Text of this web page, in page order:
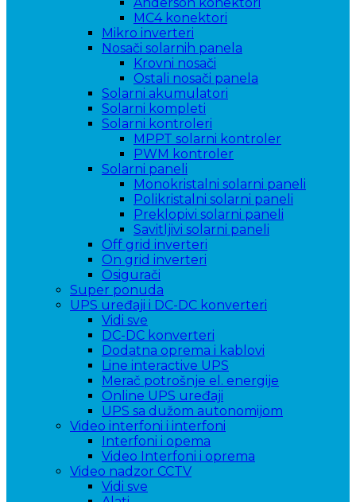
MC4 konektori
Mikro inverteri
Nosači solarnih panela
Krovni nosači
Ostali nosači panela
Solarni akumulatori
Solarni kompleti
Solarni kontroleri
MPPT solarni kontroler
PWM kontroler
Solarni paneli
Monokristalni solarni paneli
Polikristalni solarni paneli
Preklopivi solarni paneli
Savitljivi solarni paneli
Off grid inverteri
On grid inverteri
Osigurači
Super ponuda
UPS uređaji i DC-DC konverteri
Vidi sve
DC-DC konverteri
Dodatna oprema i kablovi
Line interactive UPS
Merač potrošnje el. energije
Online UPS uređaji
UPS sa dužom autonomijom
Video interfoni i interfoni
Interfoni i opema
Video Interfoni i oprema
Video nadzor CCTV
Vidi sve